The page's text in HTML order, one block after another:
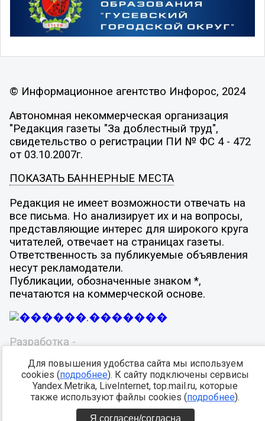
© Информационное агентство Инфорос, 2024
Автономная некоммерческая организация
"Редакция газеты "За доблестный труд",
свидетельство о регистрации ПИ № ФС 4 - 472
от 03.10.2007г.
ПОКАЗАТЬ БАННЕРНЫЕ МЕСТА
Редакция не имеет возможности отвечать на
все письма. Но анализирует их и на вопросы,
представляющие интерес для широкого круга
читателей, отвечает на страницах газеты.
Ответственность за публикуемые объявления
несут рекламодатели.
Публикации, обозначенные знаком *,
печатаются на коммерческой основе.
Разработка -
Для повышения удобства сайта мы используем
cookies (подробнее). К сайту подключены сервисы
Yandex.Metrika, LiveInternet, top.mail.ru, которые
также используют файлы cookies (подробнее).
Я согласен/согласна